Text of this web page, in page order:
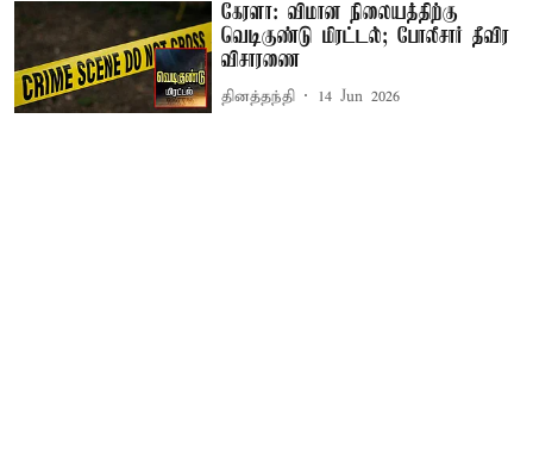
கேரளா: விமான நிலையத்திற்கு
வெடிகுண்டு மிரட்டல்; போலீசார் தீவிர
விசாரணை
தினத்தந்தி 14 Jun 2026